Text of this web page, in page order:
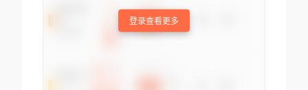
登录查看更多